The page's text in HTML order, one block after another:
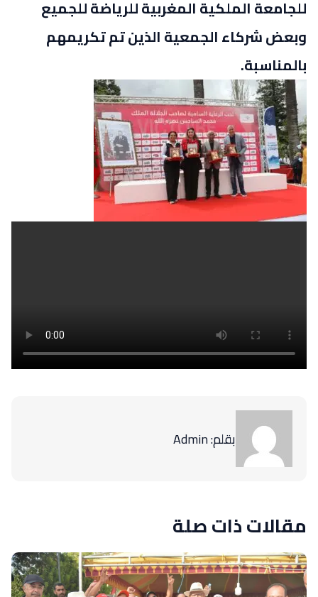
للجامعة الملكية المغربية للرياضة للجميع
وبعض شركاء الجمعية الذين تم تكريمهم
بالمناسبة.
بقلم: Admin
مقالات ذات صلة